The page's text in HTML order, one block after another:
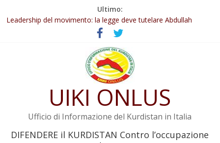
Ultimo:
Leadership del movimento: la legge deve tutelare Abdullah
Commissione donne del KNK: Şengal è di nuovo sotto minaccia
Non tenere conto della situazione di Rêber Apo ostacolerebbe
Il KNK chiede un’azione internazionale contro i crimini di guerra
Abdullah Öcalan: Le legge negativa deve essere trasformata in
UIKI ONLUS
Ufficio di Informazione del Kurdistan in Italia
DIFENDERE il KURDISTAN Contro l’occupazione